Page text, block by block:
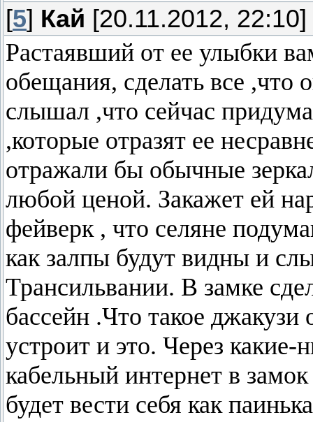
[5] Кай [20.11.2012, 22:10]
Растаявший от ее улыбки
обещания, сделать все
слышал ,что сейчас
,которые отразят ее
отражали бы обычные
любой ценой. Закажет ей
фейверк , что селяне
как залпы будут видны и
Трансильвании. В замке
бассейн .Что такое джакузи
устроит и это. Через какие-
кабельный интернет в
будет вести себя как